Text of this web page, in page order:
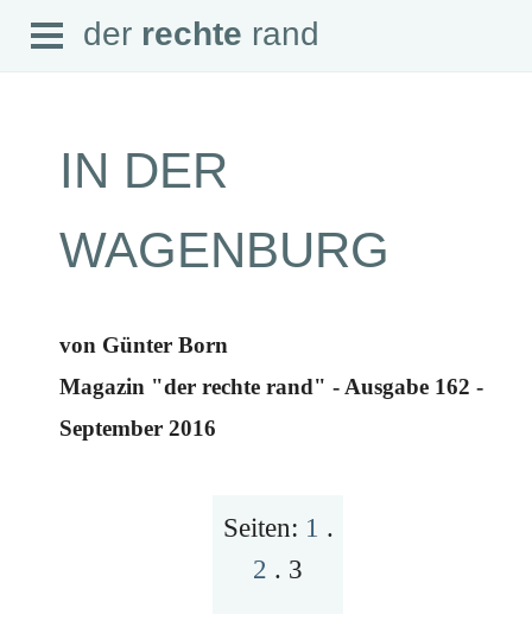
der rechte rand
SEITEN
Audio
Downloads
Datenschutz
Schwerpunkt zur USA und Faschist Trump
Schwerpunkt »Identitäre Bewegung«
Open
Menu
der rechte rand
IN DER
WAGENBURG
von Günter Born
Magazin "der rechte rand" - Ausgabe 162 -
September 2016
Seiten: 1 .
2 . 3